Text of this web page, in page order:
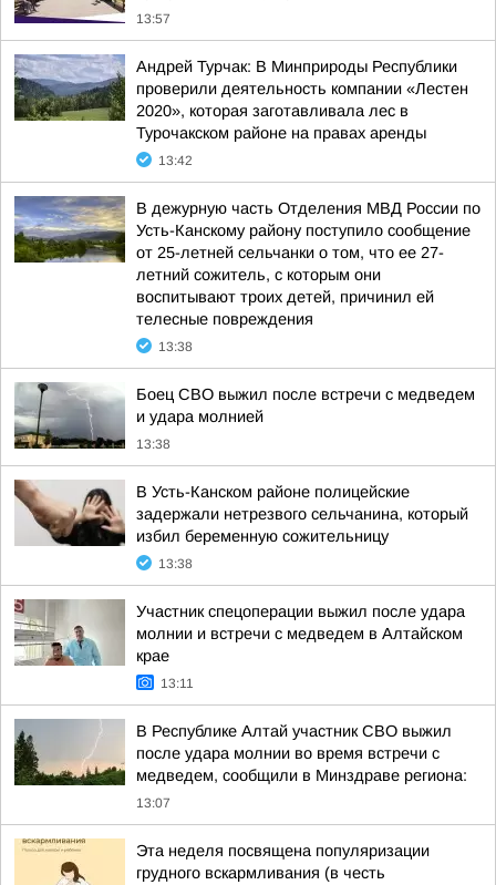
13:57
Андрей Турчак: В Минприроды Республики
проверили деятельность компании «Лестен
2020», которая заготавливала лес в
Турочакском районе на правах аренды
13:42
В дежурную часть Отделения МВД России по
Усть-Канскому району поступило сообщение
от 25-летней сельчанки о том, что ее 27-
летний сожитель, с которым они
воспитывают троих детей, причинил ей
телесные повреждения
13:38
Боец СВО выжил после встречи с медведем
и удара молнией
13:38
В Усть-Канском районе полицейские
задержали нетрезвого сельчанина, который
избил беременную сожительницу
13:38
Участник спецоперации выжил после удара
молнии и встречи с медведем в Алтайском
крае
13:11
В Республике Алтай участник СВО выжил
после удара молнии во время встречи с
медведем, сообщили в Минздраве региона:
13:07
Эта неделя посвящена популяризации
грудного вскармливания (в честь